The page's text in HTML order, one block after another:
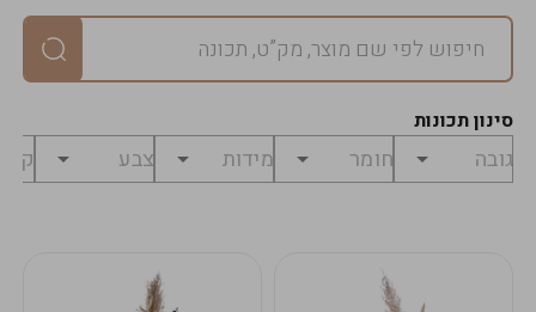
סינון תכונות
במארז
מחיר
לפני
₪0